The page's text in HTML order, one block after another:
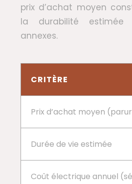
prix d’achat moyen
la durabilité
annexes.
CRITÈRE
Prix d’achat moyen
Durée de vie estimée
Coût électrique annuel